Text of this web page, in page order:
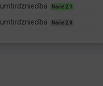
Nace 2.1
Nace 2.0